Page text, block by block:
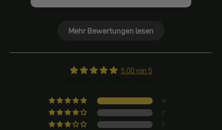
Mehr Bewertungen lesen
5.00 von 5
14
0
0